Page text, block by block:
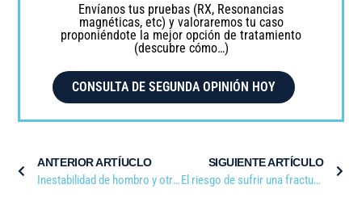
Envíanos tus pruebas (RX, Resonancias
magnéticas, etc) y valoraremos tu caso
proponiéndote la mejor opción de tratamiento
(descubre cómo…)
CONSULTA DE SEGUNDA OPINIÓN HOY
ANTERIOR ARTÍUCLO
Inestabilidad de hombro y otras lesiones relacionadas
SIGUIENTE ARTÍCULO
El riesgo de sufrir una fractura de cadera